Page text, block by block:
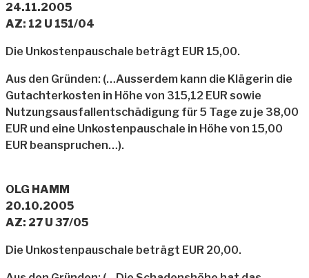
24.11.2005
AZ: 12 U 151/04
Die Unkostenpauschale beträgt EUR 15,00.
Aus den Gründen: (…Ausserdem kann die Klägerin die
Gutachterkosten in Höhe von 315,12 EUR sowie
Nutzungsausfallentschädigung für 5 Tage zu je 38,00
EUR und eine Unkostenpauschale in Höhe von 15,00
EUR beanspruchen…).
OLG HAMM
20.10.2005
AZ: 27 U 37/05
Die Unkostenpauschale beträgt EUR 20,00.